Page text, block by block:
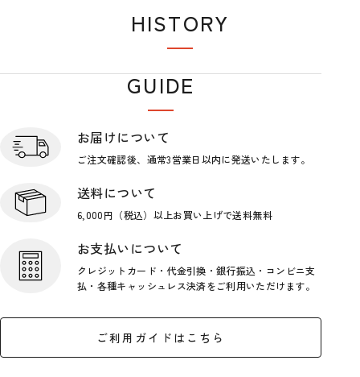
HISTORY
GUIDE
お届けについて
ご注文確認後、通常3営業日以内に発送いたします。
送料について
6,000円（税込）以上お買い上げで送料無料
お支払いについて
クレジットカード・代金引換・銀行振込・コンビニ支
払・各種キャッシュレス決済をご利用いただけます。
ご利用ガイドはこちら